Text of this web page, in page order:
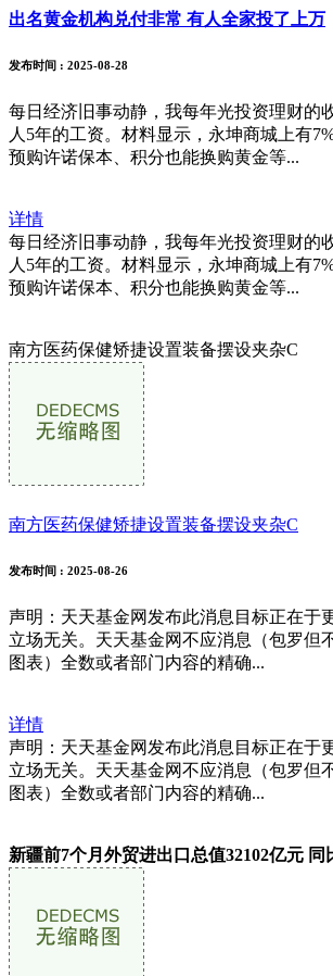
出名黄金机构兑付非常 有人全家投了上万
发布时间 : 2025-08-28
每日经济旧事动静，我每年光投资理财的
人5年的工资。材料显示，永坤商城上有
预购许诺保本、积分也能换购黄金等...
详情
每日经济旧事动静，我每年光投资理财的
人5年的工资。材料显示，永坤商城上有
预购许诺保本、积分也能换购黄金等...
南方医药保健矫捷设置装备摆设夹杂C
南方医药保健矫捷设置装备摆设夹杂C
发布时间 : 2025-08-26
声明：天天基金网发布此消息目标正在于
立场无关。天天基金网不应消息（包罗但
图表）全数或者部门内容的精确...
详情
声明：天天基金网发布此消息目标正在于
立场无关。天天基金网不应消息（包罗但
图表）全数或者部门内容的精确...
新疆前7个月外贸进出口总值32102亿元 同